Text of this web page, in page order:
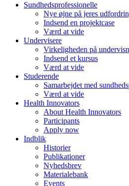
Sundhedsprofessionelle
Nye øjne på jeres
Indsend en projektcase
Værd at vide
Undervisere
Virkeligheden på
Indsend et kursus
Værd at vide
Studerende
Samarbejdet med
Værd at vide
Health Innovators
About Health Innovators
Participants
Apply now
Indblik
Historier
Publikationer
Nyhedsbrev
Materialebank
Events